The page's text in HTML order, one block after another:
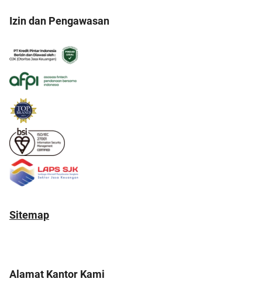
Izin dan Pengawasan
Sitemap
Alamat Kantor Kami